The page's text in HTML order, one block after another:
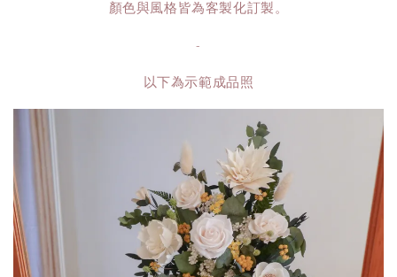
顏色與風格皆為客製化訂製。
-
以下為示範成品照